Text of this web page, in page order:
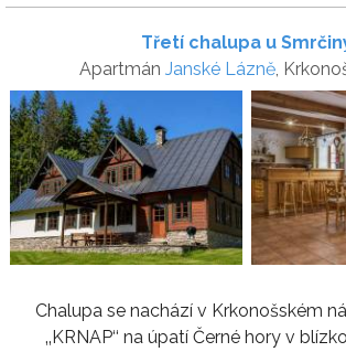
Třetí chalupa u
Apartmán Janské Lázně,
Chalupa se nachází v Krkonošském
‚‚KRNAP‘‘ na úpatí Černé hory v